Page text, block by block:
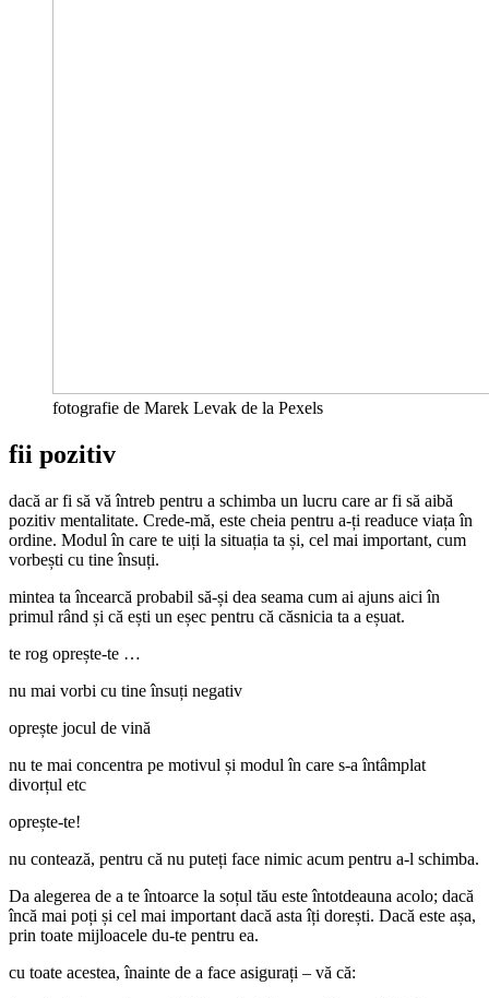
fotografie de Marek Levak de la Pexels
fii pozitiv
dacă ar fi să vă întreb pentru a schimba un lucru care ar fi să aibă
pozitiv mentalitate. Crede-mă, este cheia pentru a-ți readuce viața în
ordine. Modul în care te uiți la situația ta și, cel mai important, cum
vorbești cu tine însuți.
mintea ta încearcă probabil să-și dea seama cum ai ajuns aici în
primul rând și că ești un eșec pentru că căsnicia ta a eșuat.
te rog oprește-te …
nu mai vorbi cu tine însuți negativ
oprește jocul de vină
nu te mai concentra pe motivul și modul în care s-a întâmplat
divorțul etc
oprește-te!
nu contează, pentru că nu puteți face nimic acum pentru a-l schimba.
Da alegerea de a te întoarce la soțul tău este întotdeauna acolo; dacă
încă mai poți și cel mai important dacă asta îți dorești. Dacă este așa,
prin toate mijloacele du-te pentru ea.
cu toate acestea, înainte de a face asigurați – vă că: